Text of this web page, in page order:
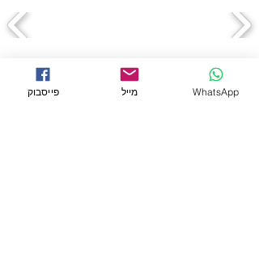
← לכל המוצרים
פייסבוק מייל WhatsApp